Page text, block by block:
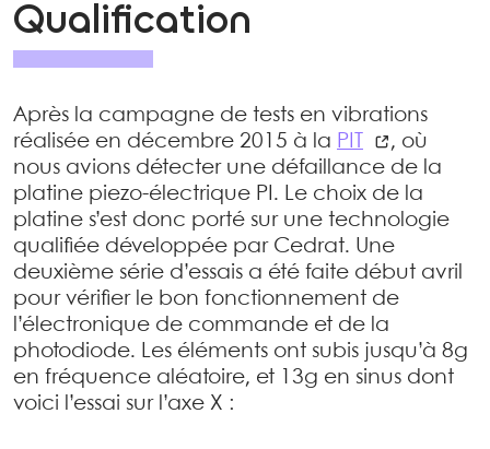
Qualification
Après la campagne de tests en vibrations
réalisée en décembre 2015 à la PIT
, où
nous avions détecter une défaillance de la
platine piezo-électrique PI. Le choix de la
platine s’est donc porté sur une technologie
qualifiée développée par Cedrat. Une
deuxième série d’essais a été faite début avril
pour vérifier le bon fonctionnement de
l’électronique de commande et de la
photodiode. Les éléments ont subis jusqu’à 8g
en fréquence aléatoire, et 13g en sinus dont
voici l’essai sur l’axe X :